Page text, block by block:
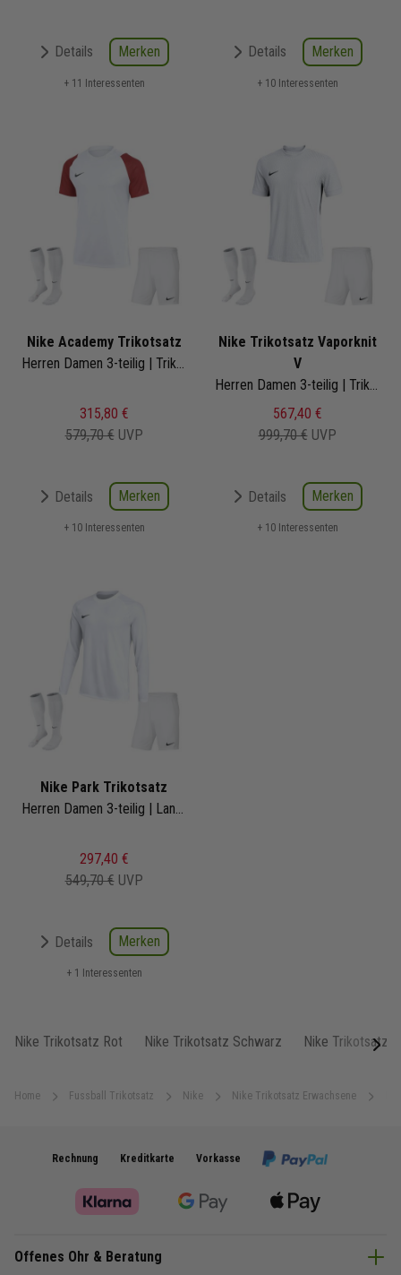
Home Fussball Trikotsatz Nike Nike Trikotsatz Erwachsene
Details Merken
+ 11 Interessenten
Details Merken
+ 10 Interessenten
Nike Academy Trikotsatz
Herren Damen 3-teilig | Trikot Short Fussballsocken | Fussball Trikot Set
315,80 €
579,70 € UVP
Details Merken
+ 10 Interessenten
Nike Trikotsatz Vaporknit
V
Herren Damen 3-teilig | Trikot Short Fussballsocken | Fussball Trikot Set
567,40 €
999,70 € UVP
Details Merken
+ 10 Interessenten
Nike Park Trikotsatz
Herren Damen 3-teilig | Langarm Trikot Short Fussballsocken | Fussball Trikot Set
297,40 €
549,70 € UVP
Details Merken
+ 1 Interessenten
Rechnung Kreditkarte Vorkasse
Offenes Ohr & Beratung
Nike Trikotsatz Rot Nike Trikotsatz Schwarz
Nike Trikotsatz